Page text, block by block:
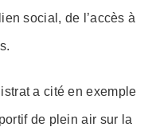
social, de l’accès à
a cité en exemple
de plein air sur la